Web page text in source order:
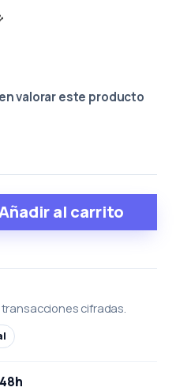
valorar este producto
al carrito
cifradas.